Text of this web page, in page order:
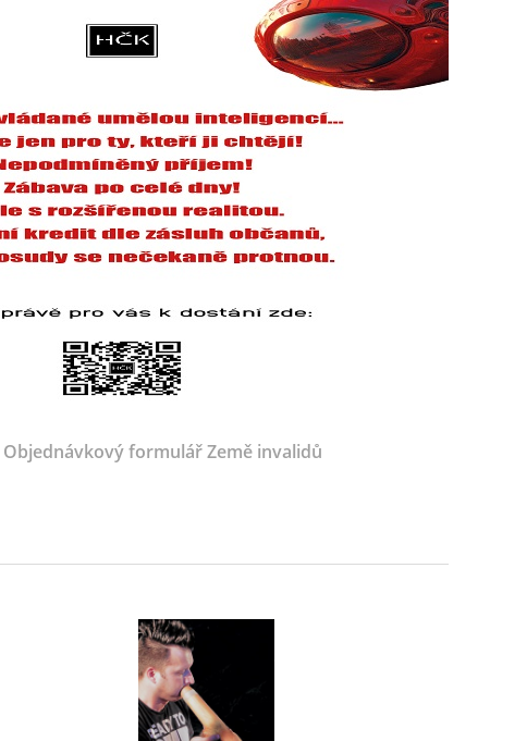
Objednávkový formulář Země invalidů